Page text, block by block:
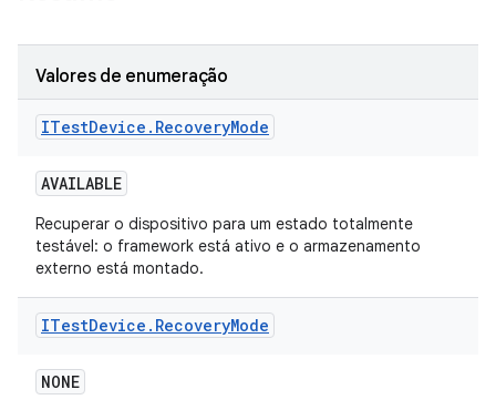
Valores de enumeração
ITestDevice . RecoveryMode
AVAILABLE
Recuperar o dispositivo para um estado totalmente
testável: o framework está ativo e o armazenamento
externo está montado.
ITestDevice . RecoveryMode
NONE